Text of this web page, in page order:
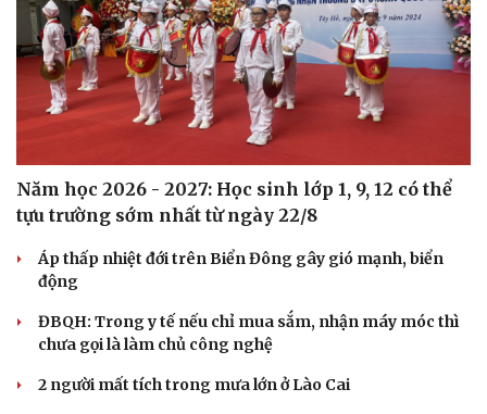
Năm học 2026 - 2027: Học sinh lớp 1, 9, 12 có thể
tựu trường sớm nhất từ ngày 22/8
Áp thấp nhiệt đới trên Biển Đông gây gió mạnh, biển
động
ĐBQH: Trong y tế nếu chỉ mua sắm, nhận máy móc thì
chưa gọi là làm chủ công nghệ
2 người mất tích trong mưa lớn ở Lào Cai